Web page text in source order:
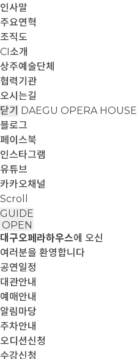
인사말
주요연혁
조직도
CI소개
상주예술단체
협력기관
오시는길
닫기 DAEGU OPERA HOUSE
블로그
페이스북
인스타그램
유튜브
카카오채널
Scroll
GUIDE
OPEN
대구오페라하우스에 오신
여러분을 환영합니다
공연일정
대관안내
예매안내
알림마당
주차안내
오디션신청
수강신청